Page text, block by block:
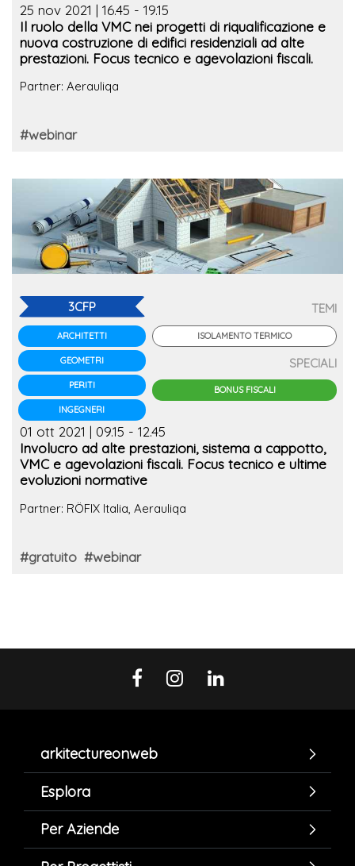
25 nov 2021 | 16.45 - 19.15
Il ruolo della VMC nei progetti di riqualificazione e
nuova costruzione di edifici residenziali ad alte
prestazioni. Focus tecnico e agevolazioni fiscali.
Partner: Aerauliqa
#webinar
3CFP
ARCHITETTI
GEOMETRI
PERITI
INGEGNERI
TEMI
ISOLAMENTO TERMICO
SPECIALI
BONUS FISCALI
01 ott 2021 | 09.15 - 12.45
Involucro ad alte prestazioni, sistema a cappotto,
VMC e agevolazioni fiscali. Focus tecnico e ultime
evoluzioni normative
Partner: RÖFIX Italia, Aerauliqa
#gratuito #webinar
arkitectureonweb
Esplora
Per Aziende